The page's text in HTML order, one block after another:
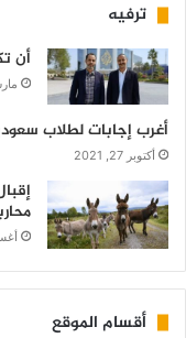
ترفيه
أن
مارس
أغرب إجابات لطلاب
أكتوبر 27, 2021
أقسام الموقع